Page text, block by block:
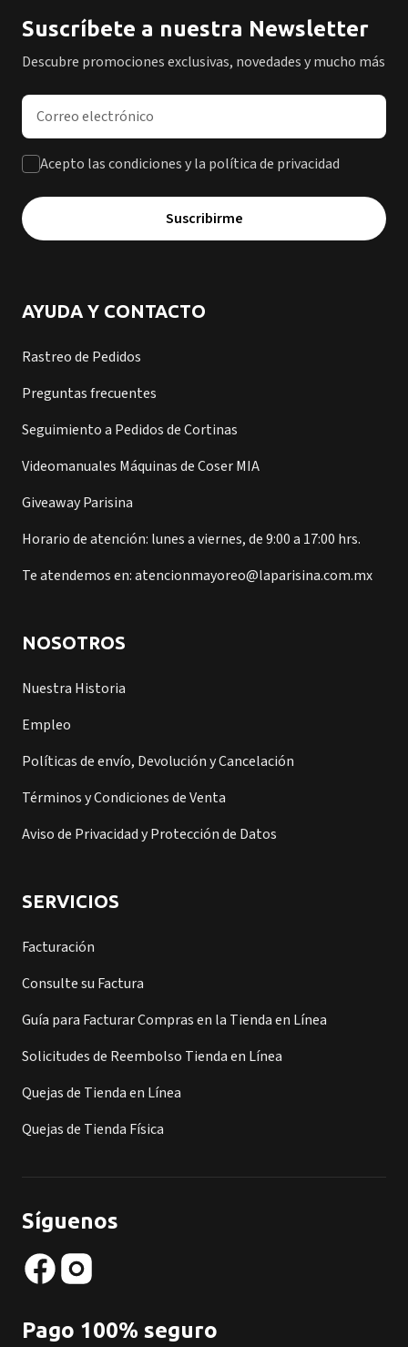
Suscríbete a nuestra Newsletter
Descubre promociones exclusivas, novedades y mucho más
Dirección de correo electrónico
Acepto las condiciones y la política de privacidad
Suscribirme
AYUDA Y CONTACTO
Rastreo de Pedidos
Preguntas frecuentes
Seguimiento a Pedidos de Cortinas
Videomanuales Máquinas de Coser MIA
Giveaway Parisina
Horario de atención: lunes a viernes, de 9:00 a 17:00 hrs.
Te atendemos en: atencionmayoreo@laparisina.com.mx
NOSOTROS
Nuestra Historia
Empleo
Políticas de envío, Devolución y Cancelación
Términos y Condiciones de Venta
Aviso de Privacidad y Protección de Datos
SERVICIOS
Facturación
Consulte su Factura
Guía para Facturar Compras en la Tienda en Línea
Solicitudes de Reembolso Tienda en Línea
Quejas de Tienda en Línea
Quejas de Tienda Física
Síguenos
Pago 100% seguro